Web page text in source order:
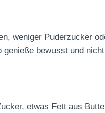
weniger Puderzucker
bewusst und
etwas Fett aus